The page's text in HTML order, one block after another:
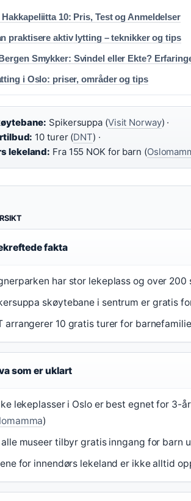
Hakkapeliitta 10: Pris, Test og Anmeldelser
praktisere aktiv lytting – teknikker og tips
Smykker: Svindel eller Ekte?
i Oslo: priser, områder og tips
Spikersuppa (Visit Norway) ·
10 turer (DNT) ·
lekeland: Fra 155 NOK for barn (
fakta
har stor lekeplass og over 200
skøytebane i sentrum er gratis
arrangerer 10 gratis turer for
som er uklart
lekeplasser i Oslo er best egnet for 3-
)
alle museer tilbyr gratis inngang for barn
for innendørs lekeland er ikke alltid